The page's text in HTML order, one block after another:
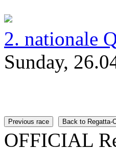
2. nationale
Sunday,
Previous race Back to Regatta-